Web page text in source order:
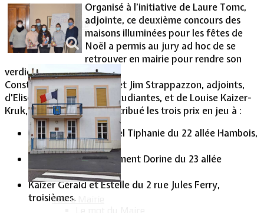
Vie Municipale
Votre Mairie
Organisé à l’initiative de Laure Tomc,
adjointe, ce deuxième concours des
maisons illuminées pour les fêtes de
Noël a permis au jury ad hoc de se
retrouver en mairie pour rendre son
verdict.
Constitué de Laure Tomc et Jim Strappazzon, adjoints,
d’Elise et Elodie Drouet, étudiantes, et de Louise Kaizer-
Kruk, écolière, ce jury a attribué les trois prix en jeu à :
Tribout Paul et Scheel Tiphanie du 22 allée Hambois,
premiers,
Paul Ghislain et Lallement Dorine du 23 allée
Hambois, seconds
Kaizer Gérald et Estelle du 2 rue Jules Ferry,
troisièmes.